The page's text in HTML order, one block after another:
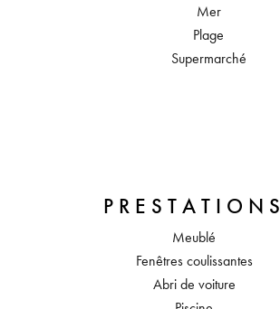
Mer
Plage
Supermarché
PRESTATIONS
Meublé
Fenêtres coulissantes
Abri de voiture